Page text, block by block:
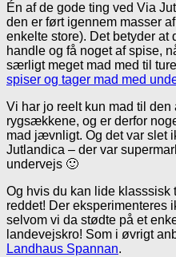
Én af de gode ting ved Via
den er ført igennem masser
enkelte store). Det betyder at
handle og få noget af spise,
særligt meget mad med til
spiser og tager mad med
Vi har jo reelt kun mad til
rygsækkene, og er derfor
mad jævnligt. Og det var slet
Jutlandica – der var
undervejs 🙂
Og hvis du kan lide klasssisk
reddet! Der eksperimenteres
selvom vi da stødte på et
landevejskro! Som i øvrigt
Landhaus Spannan.